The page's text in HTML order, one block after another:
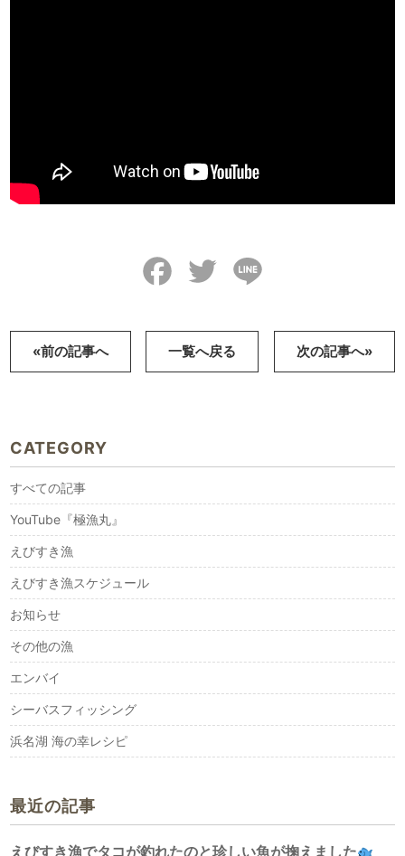
FacebookTwitter
«前の記事へ 一覧へ戻る 次の記事へ»
CATEGORY
すべての記事
YouTube『極漁丸』
えびすき漁
えびすき漁スケジュール
お知らせ
その他の漁
エンバイ
シーバスフィッシング
浜名湖 海の幸レシピ
最近の記事
えびすき漁でタコが釣れたのと珍しい魚が掬えました